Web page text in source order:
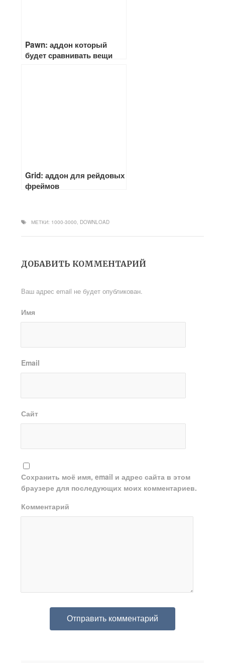
Pawn: аддон который
будет сравнивать вещи
Grid: аддон для рейдовых
фреймов
МЕТКИ: 1000-3000, DOWNLOAD
ДОБАВИТЬ КОММЕНТАРИЙ
Ваш адрес email не будет опубликован.
Имя
Email
Сайт
Сохранить моё имя, email и адрес сайта в этом
браузере для последующих моих комментариев.
Комментарий